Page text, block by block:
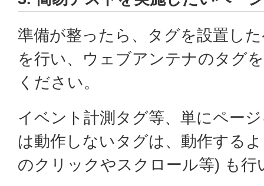
準備が整ったら、タグを設置し
を行い、ウェブアンテナのタグ
ください。
イベント計測タグ等、単にペー
は動作しないタグは、動作する
のクリックやスクロール等) も行